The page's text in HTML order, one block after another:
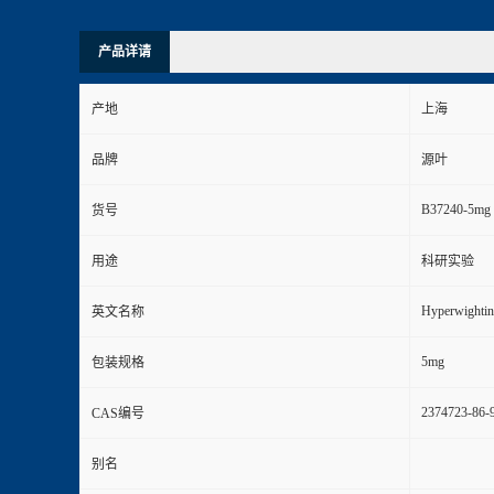
产品详请
产地 上海
品牌 源叶
货号 B37240-5mg
用途 科研实验
英文名称
包装规格 5mg
CAS编号 2374723-86-
别名